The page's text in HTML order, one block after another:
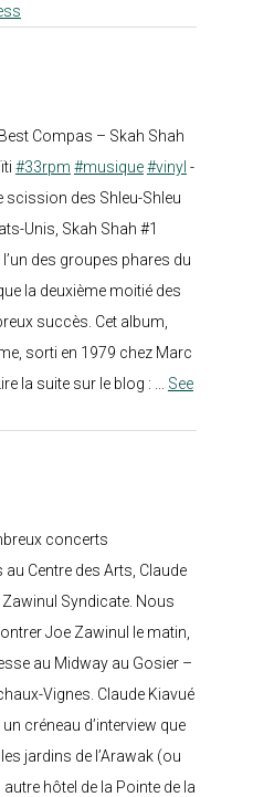
Compas – Skah Shah
#33rpm #musique#vinyl -
scission des Shleu-Shleu
Unis, Skah Shah #1
des groupes phares du
la deuxième moitié des
succès. Cet album,
sorti en 1979 chez Marc
la suite sur le blog :
See
concerts
Centre des Arts, Claude
Syndicate. Nous
Joe Zawinul le matin,
au Midway au Gosier –
Vignes. Claude Kiavué
créneau d’interview que
jardins de l’Arawak (ou
hôtel de la Pointe de la